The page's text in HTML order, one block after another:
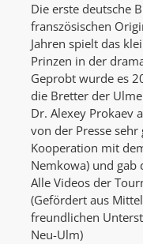
Die erste deutsche
franszösischen
Jahren spielt das
Prinzen in der
Geprobt wurde es
die Bretter der
Dr. Alexey Prokaev
von der Presse
Kooperation mit
Nemkowa) und gab
Alle Videos der
(Gefördert aus
freundlichen
Neu-Ulm)